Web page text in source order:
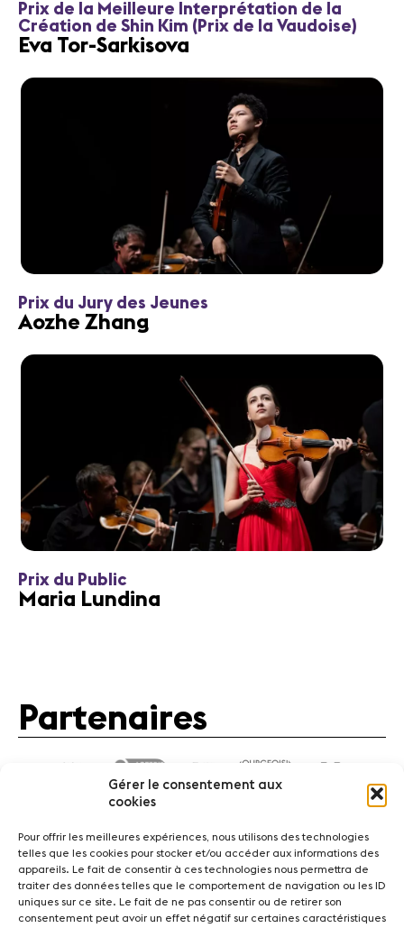
Gérer le consentement aux
cookies
Pour offrir les meilleures expériences, nous utilisons des technologies
telles que les cookies pour stocker et/ou accéder aux informations des
appareils. Le fait de consentir à ces technologies nous permettra de
traiter des données telles que le comportement de navigation ou les ID
uniques sur ce site. Le fait de ne pas consentir ou de retirer son
consentement peut avoir un effet négatif sur certaines caractéristiques
Prix de la Meilleure Interprétation de la
Création de Shin Kim (Prix de la Vaudoise)
Eva Tor-Sarkisova
Prix du Jury des Jeunes
Aozhe Zhang
Prix du Public
Maria Lundina
Partenaires
ActualitésConcerts Bénévoles Médiation